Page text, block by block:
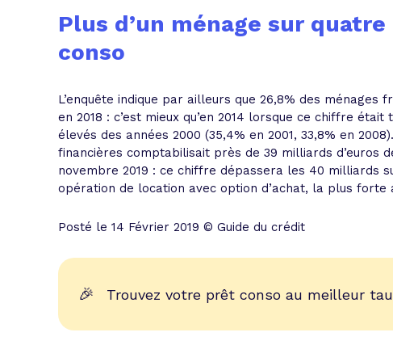
Plus d’un ménage sur
conso
L’enquête indique par ailleurs que 26,8% des
en 2018 : c’est mieux qu’en 2014 lorsque ce chiffre
élevés des années 2000 (35,4% en 2001, 33,8% en
financières comptabilisait près de 39 milliards
novembre 2019 : ce chiffre dépassera les 40 milliards
opération de location avec option d’achat, la plus forte
Posté le 14 Février 2019 © Guide du crédit
🎉 Trouvez votre prêt conso au meilleur